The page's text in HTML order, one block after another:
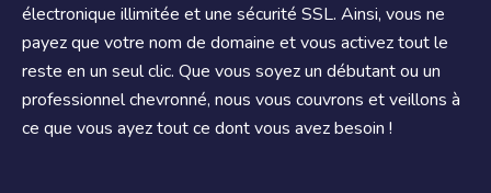
électronique illimitée et une sécurité SSL. Ainsi, vous ne
payez que votre nom de domaine et vous activez tout le
reste en un seul clic. Que vous soyez un débutant ou un
professionnel chevronné, nous vous couvrons et veillons à
ce que vous ayez tout ce dont vous avez besoin !